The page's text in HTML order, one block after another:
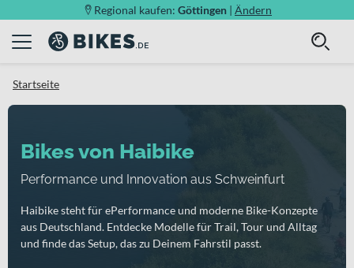
Regional kaufen: Göttingen | Ändern
Startseite
Bikes von Haibike
Performance und Innovation aus Schweinfurt
Haibike steht für ePerformance und moderne Bike-Konzepte
aus Deutschland. Entdecke Modelle für Trail, Tour und Alltag
und finde das Setup, das zu Deinem Fahrstil passt.